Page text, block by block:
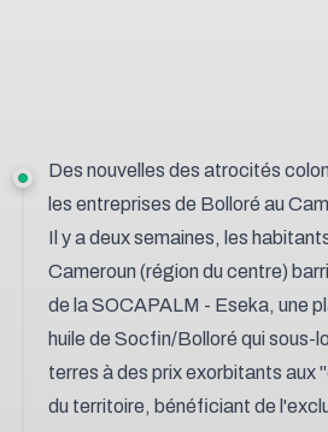
Des nouvelles des atrocités
les entreprises de Bolloré au
Il y a deux semaines, les
Cameroun (région du centre)
de la SOCAPALM - Eseka, une
huile de Socfin/Bolloré qui sous-
terres à des prix exorbitants aux
du territoire, bénéficiant de